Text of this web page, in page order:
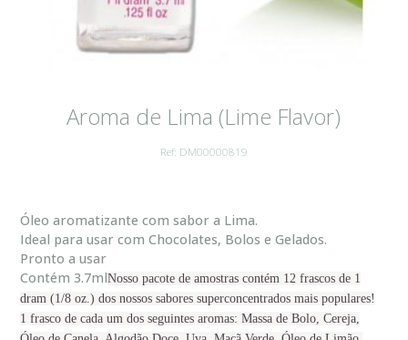
Aroma de Lima (Lime Flavor)
Ref: DM00000819
Óleo aromatizante com sabor a Lima.
Ideal para usar com Chocolates, Bolos e Gelados.
Pronto a usar
Contém 3.7mlNosso pacote de amostras contém 12 frascos de 1
dram (1/8 oz.) dos nossos sabores superconcentrados mais populares!
1 frasco de cada um dos seguintes aromas: Massa de Bolo, Cereja,